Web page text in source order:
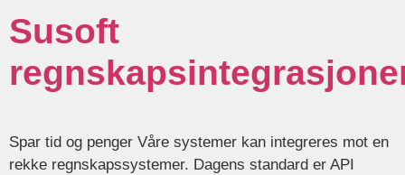
Susoft
Spar tid og penger Våre systemer kan integreres mot en
rekke regnskapssystemer. Dagens standard er API